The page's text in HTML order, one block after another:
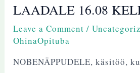
LAADALE 16.08
Leave a Comment /
OhinaOpituba
NOBENÄPPUDELE, käsitöö,